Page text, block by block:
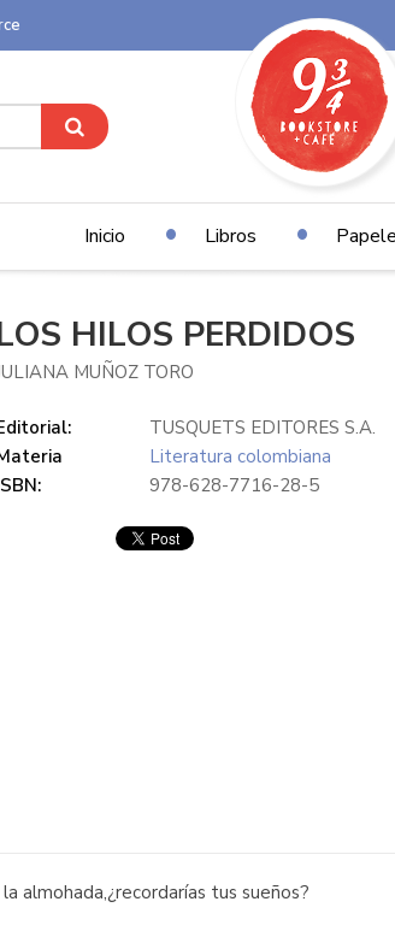
Inicio Libros
HILOS PERDIDOS
MUÑOZ TORO
TUSQUETS EDITORES S.A.
Literatura colombiana
978-628-7716-28-5
almohada,¿recordarías tus sueños?